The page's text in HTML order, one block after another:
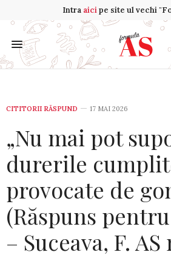
Intra aicipe site ul vechi
CITITORII RĂSPUND 17 MAI 2026
„Nu mai pot
durerile
provocate de
(Răspuns
– Suceava, F. AS